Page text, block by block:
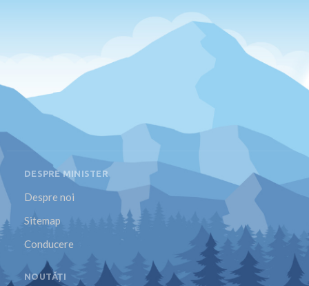
DESPRE MINISTER
Despre noi
Sitemap
Conducere
NOUTĂȚI